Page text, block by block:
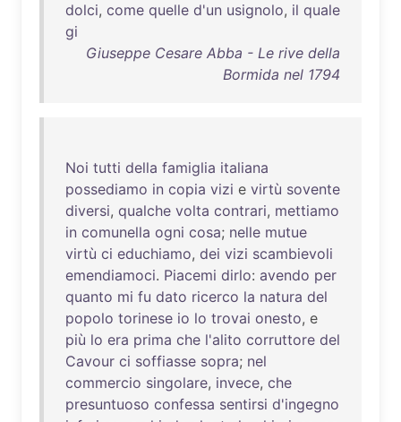
dolci, come quelle d'un usignolo, il quale
gi
Giuseppe Cesare Abba - Le rive della
Bormida nel 1794
Noi tutti della famiglia italiana
possediamo in copia vizi e virtù sovente
diversi, qualche volta contrari, mettiamo
in comunella ogni cosa; nelle mutue
virtù ci educhiamo, dei vizi scambievoli
emendiamoci. Piacemi dirlo: avendo per
quanto mi fu dato ricerco la natura del
popolo torinese io lo trovai onesto, e
più lo era prima che l'alito corruttore del
Cavour ci soffiasse sopra; nel
commercio singolare, invece, che
presuntuoso confessa sentirsi d'ingegno